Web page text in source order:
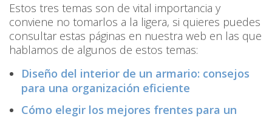
Estos tres temas son de vital importancia y
conviene no tomarlos a la ligera, si quieres puedes
consultar estas páginas en nuestra web en las que
hablamos de algunos de estos temas:
Diseño del interior de un armario: consejos
para una organización eficiente
Cómo elegir los mejores frentes para un